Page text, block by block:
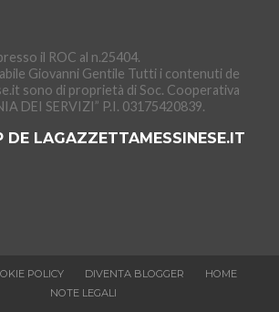
il ROC al n.25404.
Giovanni Gentile Tutti i contenuti de
sono di proprietà di Soc. Cooperativa
DEI SERVIZI” P.I. 03175420839.
DE LAGAZZETTAMESSINESE.IT
POLICY DIVENTA BLOGGER
HOME
NOTE LEGALI